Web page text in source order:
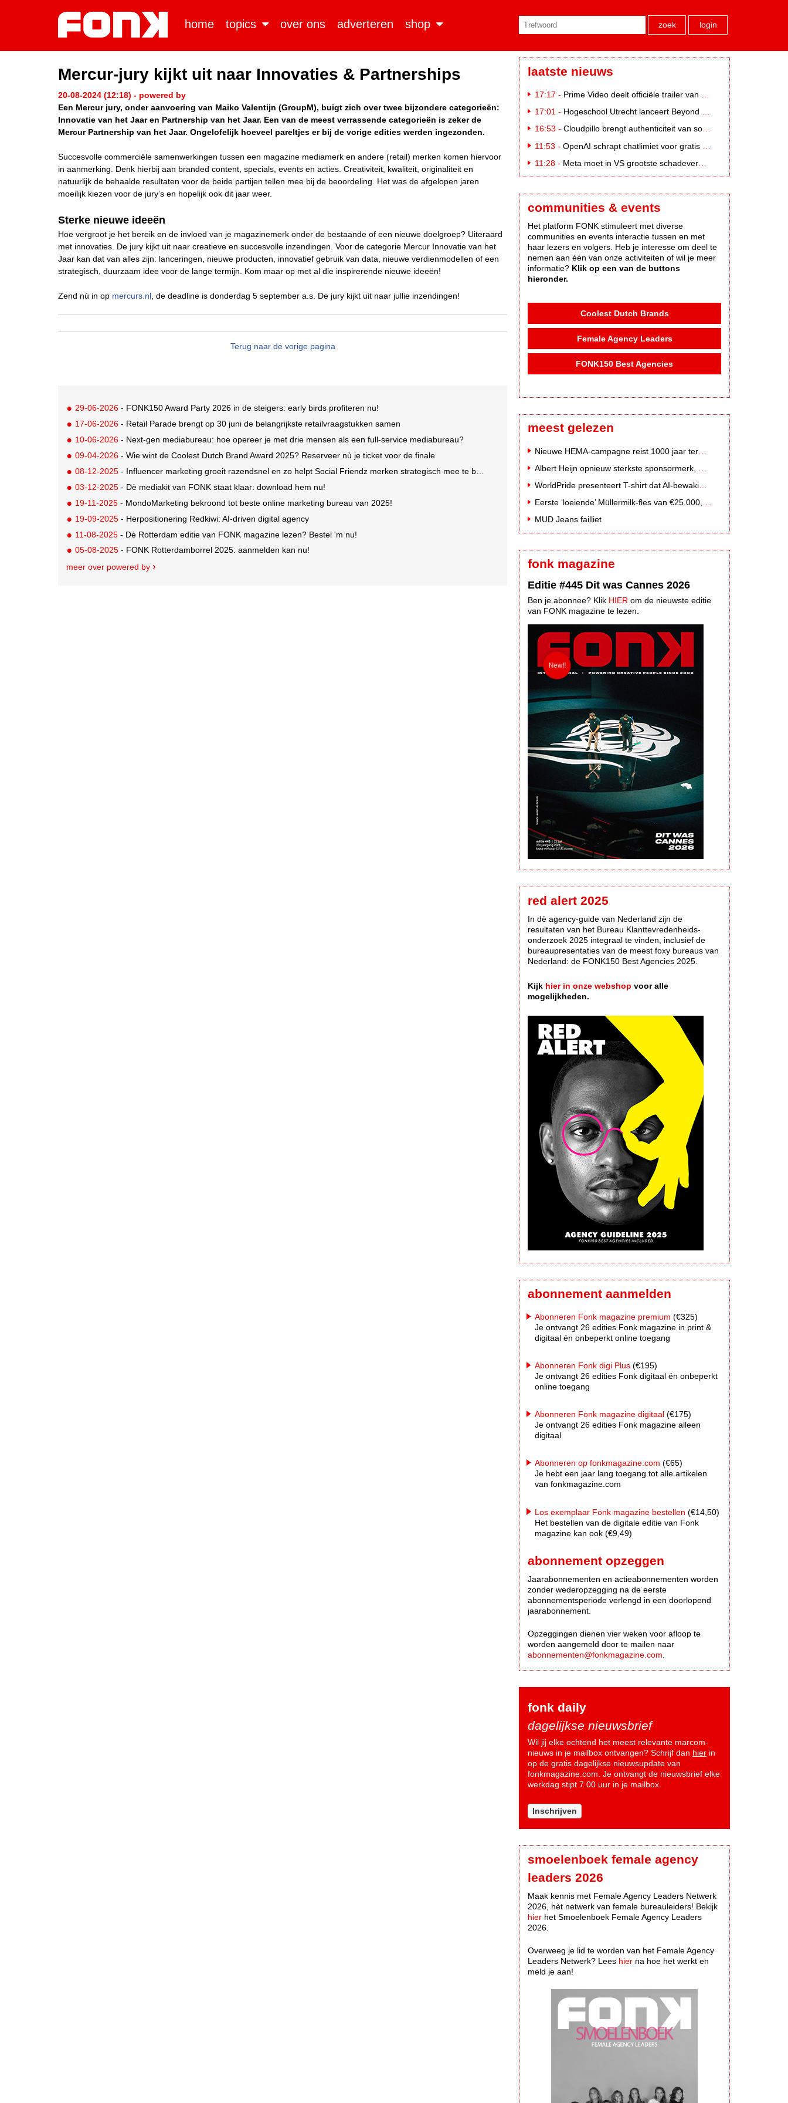
home topics over ons adverteren shop zoek login
Mercur-jury kijkt uit naar Innovaties & Partnerships
20-08-2024 (12:18) - powered by
Een Mercur jury, onder aanvoering van Maiko Valentijn (GroupM), buigt zich over twee bijzondere categorieën:
Innovatie van het Jaar en Partnership van het Jaar. Een van de meest verrassende categorieën is zeker de
Mercur Partnership van het Jaar. Ongelofelijk hoeveel pareltjes er bij de vorige edities werden ingezonden.
Succesvolle commerciële samenwerkingen tussen een magazine mediamerk en andere (retail) merken komen hiervoor
in aanmerking. Denk hierbij aan branded content, specials, events en acties. Creativiteit, kwaliteit, originaliteit en
natuurlijk de behaalde resultaten voor de beide partijen tellen mee bij de beoordeling. Het was de afgelopen jaren
moeilijk kiezen voor de jury’s en hopelijk ook dit jaar weer.
Sterke nieuwe ideeën
Hoe vergroot je het bereik en de invloed van je magazinemerk onder de bestaande of een nieuwe doelgroep? Uiteraard
met innovaties. De jury kijkt uit naar creatieve en succesvolle inzendingen. Voor de categorie Mercur Innovatie van het
Jaar kan dat van alles zijn: lanceringen, nieuwe producten, innovatief gebruik van data, nieuwe verdienmodellen of een
strategisch, duurzaam idee voor de lange termijn. Kom maar op met al die inspirerende nieuwe ideeën!
Zend nú in op mercurs.nl , de deadline is donderdag 5 september a.s. De jury kijkt uit naar jullie inzendingen!
Terug naar de vorige pagina
29-06-2026 - FONK150 Award Party 2026 in de steigers: early birds profiteren nu!
17-06-2026 - Retail Parade brengt op 30 juni de belangrijkste retailvraagstukken samen
10-06-2026 - Next-gen mediabureau: hoe opereer je met drie mensen als een full-service mediabureau?
09-04-2026 - Wie wint de Coolest Dutch Brand Award 2025? Reserveer nù je ticket voor de finale
08-12-2025 - Influencer marketing groeit razendsnel en zo helpt Social Friendz merken strategisch mee te bewegen
03-12-2025 - Dè mediakit van FONK staat klaar: download hem nu!
19-11-2025 - MondoMarketing bekroond tot beste online marketing bureau van 2025!
19-09-2025 - Herpositionering Redkiwi: AI-driven digital agency
11-08-2025 - Dè Rotterdam editie van FONK magazine lezen? Bestel 'm nu!
05-08-2025 - FONK Rotterdamborrel 2025: aanmelden kan nu!
meer over powered by
laatste nieuws
17:17 - Prime Video deelt officiële trailer van L*VE KLEINE
17:01 - Hogeschool Utrecht lanceert Beyond Campus binnen International Creative Business
16:53 - Cloudpillo brengt authenticiteit van social naar tv
11:53 - OpenAI schrapt chatlimiet voor gratis ChatGPT-gebruikers
11:28 - Meta moet in VS grootste schadevergoeding ooit betalen: 567 miljoen dollar
communities & events
Het platform FONK stimuleert met diverse
communities en events interactie tussen en met
haar lezers en volgers. Heb je interesse om deel te
nemen aan één van onze activiteiten of wil je meer
informatie? Klik op een van de buttons
hieronder.
Coolest Dutch Brands
Female Agency Leaders
FONK150 Best Agencies
meest gelezen
MUD Jeans failliet
fonk magazine
Editie #445 Dit was Cannes 2026
Ben je abonnee? Klik HIER om de nieuwste editie
van FONK magazine te lezen.
red alert 2025
In dè agency-guide van Nederland zijn de
resultaten van het Bureau Klanttevredenheids-
onderzoek 2025 integraal te vinden, inclusief de
bureaupresentaties van de meest foxy bureaus van
Nederland: de FONK150 Best Agencies 2025.
Kijk hier in onze webshop voor alle
mogelijkheden.
abonnement aanmelden
Abonneren Fonk magazine premium (€325)
Je ontvangt 26 edities Fonk magazine in print &
digitaal én onbeperkt online toegang
Abonneren Fonk digi Plus (€195)
Je ontvangt 26 edities Fonk digitaal én onbeperkt
online toegang
Abonneren Fonk magazine digitaal (€175)
Je ontvangt 26 edities Fonk magazine alleen
digitaal
Abonneren op fonkmagazine.com (€65)
Je hebt een jaar lang toegang tot alle artikelen
van fonkmagazine.com
Los exemplaar Fonk magazine bestellen (€14,50)
Het bestellen van de digitale editie van Fonk
magazine kan ook (€9,49)
abonnement opzeggen
Jaarabonnementen en actieabonnementen worden
zonder wederopzegging na de eerste
abonnementsperiode verlengd in een doorlopend
jaarabonnement.
Opzeggingen dienen vier weken voor afloop te
worden aangemeld door te mailen naar
abonnementen@fonkmagazine.com
fonk daily
dagelijkse nieuwsbrief
Wil jij elke ochtend het meest relevante marcom-
nieuws in je mailbox ontvangen? Schrijf dan hier in
op de gratis dagelijkse nieuwsupdate van
fonkmagazine.com. Je ontvangt de nieuwsbrief elke
werkdag stipt 7.00 uur in je mailbox.
Inschrijven
smoelenboek female agency
leaders 2026
Maak kennis met Female Agency Leaders Netwerk
2026, hèt netwerk van female bureauleiders! Bekijk
hier het Smoelenboek Female Agency Leaders
2026.
Overweeg je lid te worden van het Female Agency
Leaders Netwerk? Lees hier na hoe het werkt en
meld je aan!